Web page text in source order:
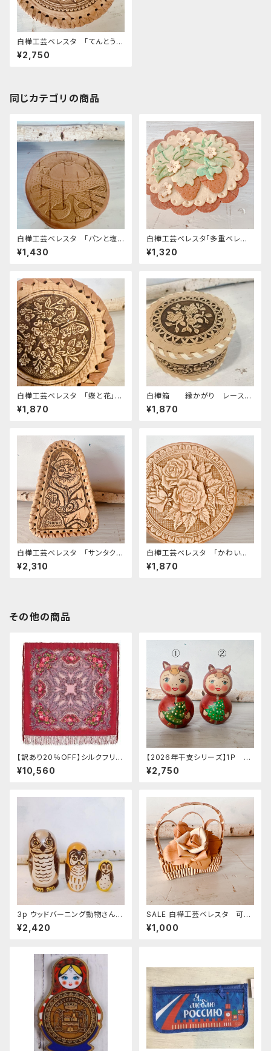
白樺工芸ベレスタ 「てんとうむ
¥2,750
同じカテゴリの商品
白樺工芸ベレスタ 「パンと塩」
BE039
¥1,430
白樺工芸ベレスタ「多重ベレス
¥1,320
白樺工芸ベレスタ 「蝶と花」
高さ 5.5cm 直径１０ｃｍ B
E041
¥1,870
白樺箱 縁かがり レースロ
ーズ ZZ113
¥1,870
白樺工芸ベレスタ 「サンタクロ
¥2,310
白樺工芸ベレスタ 「かわいい
バラ」 BE036
¥1,870
その他の商品
【訳あり20％OFF】シルクフリン
ジ付きウールスカーフ ロシアン
プラトーク 「蝶々の夢」125x125
¥10,560
【2026年干支シリーズ】1Ｐ リ
ューバ作 お馬ちゃん人形 D
「ツリー」
¥2,750
3p ウッドバーニング動物さんマ
トリョーシカ 「みみずく メタリ
ック」 10.5cm MT008
¥2,420
SALE 白樺工芸ベレスタ 可愛
いミニインテリア「小さなフラワ
ーアレンジ・べレスタのフラワー
¥1,000